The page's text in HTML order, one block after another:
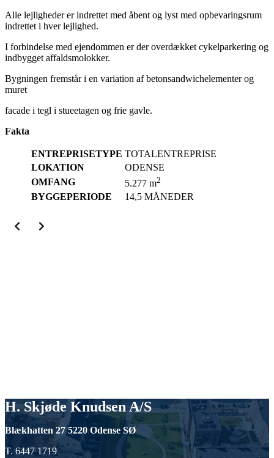
Alle lejligheder er indrettet med åbent og lyst med opbevaringsrum
indrettet i hver lejlighed.
I forbindelse med ejendommen er der overdækket cykelparkering og
indbygget affaldsmolokker.
Bygningen fremstår i en variation af betonsandwichelementer og
muret
facade i tegl i stueetagen og frie gavle.
Fakta
ENTREPRISETYPE TOTALENTREPRISE
LOKATION
ODENSE
OMFANG
5.277 m2
BYGGEPERIODE 14,5 MÅNEDER
H. Skjøde Knudsen A/S
Blækhatten 27 5220 Odense SØ
T. 6447 1719